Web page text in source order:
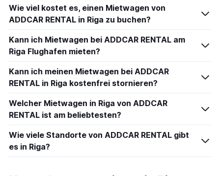
Wie viel kostet es, einen Mietwagen von
ADDCAR RENTAL in Riga zu buchen?
Kann ich Mietwagen bei ADDCAR RENTAL am
Riga Flughafen mieten?
Kann ich meinen Mietwagen bei ADDCAR
RENTAL in Riga kostenfrei stornieren?
Welcher Mietwagen in Riga von ADDCAR
RENTAL ist am beliebtesten?
Wie viele Standorte von ADDCAR RENTAL gibt
es in Riga?